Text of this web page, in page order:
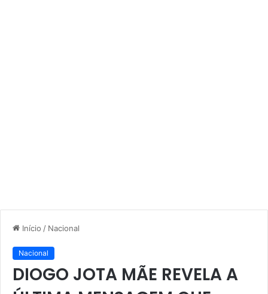
Início / Nacional
Nacional
DIOGO JOTA MÃE REVELA A